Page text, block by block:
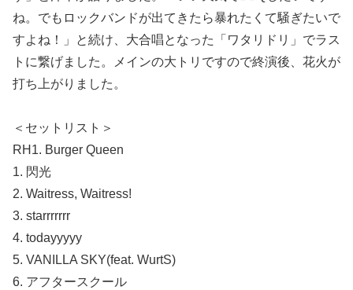
ね。でもロックバンドが出てきたら暴れたくて騒ぎたいで
すよね！」と続け、大合唱となった「ワタリドリ」でラス
トに繋げました。メインの大トリですので終演後、花火が
打ち上がりました。
＜セットリスト＞
RH1. Burger Queen
1. 閃光
2. Waitress, Waitress!
3. starrrrrrr
4. todayyyyy
5. VANILLA SKY(feat. WurtS)
6. アフタースクール